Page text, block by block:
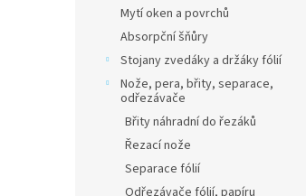
Mytí oken a povrchů
Absorpční šňůry
Stojany zvedáky a držáky fólií
Nože, pera, břity, separace,
odřezávače
Břity náhradní do řezáků
Řezací nože
Separace fólií
Odřezávače fólií, papíru